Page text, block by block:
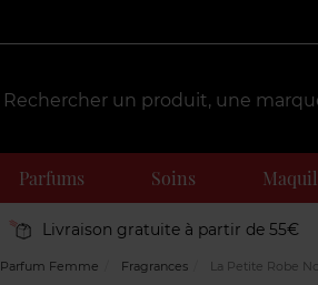
Parfums Soins
Livraison gratuite à partir de 55€
Parfum Femme Fragrances La Petite Robe